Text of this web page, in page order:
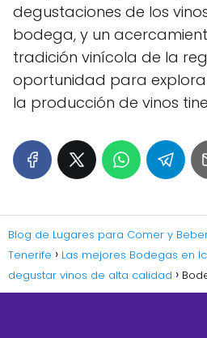
degustaciones de los
bodega, y un
tradición vinícola de la
oportunidad para
la producción de vinos
Blog de Lugares para Comer y
Tenerife
Las mejores Bodegas en
degustar vinos de alta calidad